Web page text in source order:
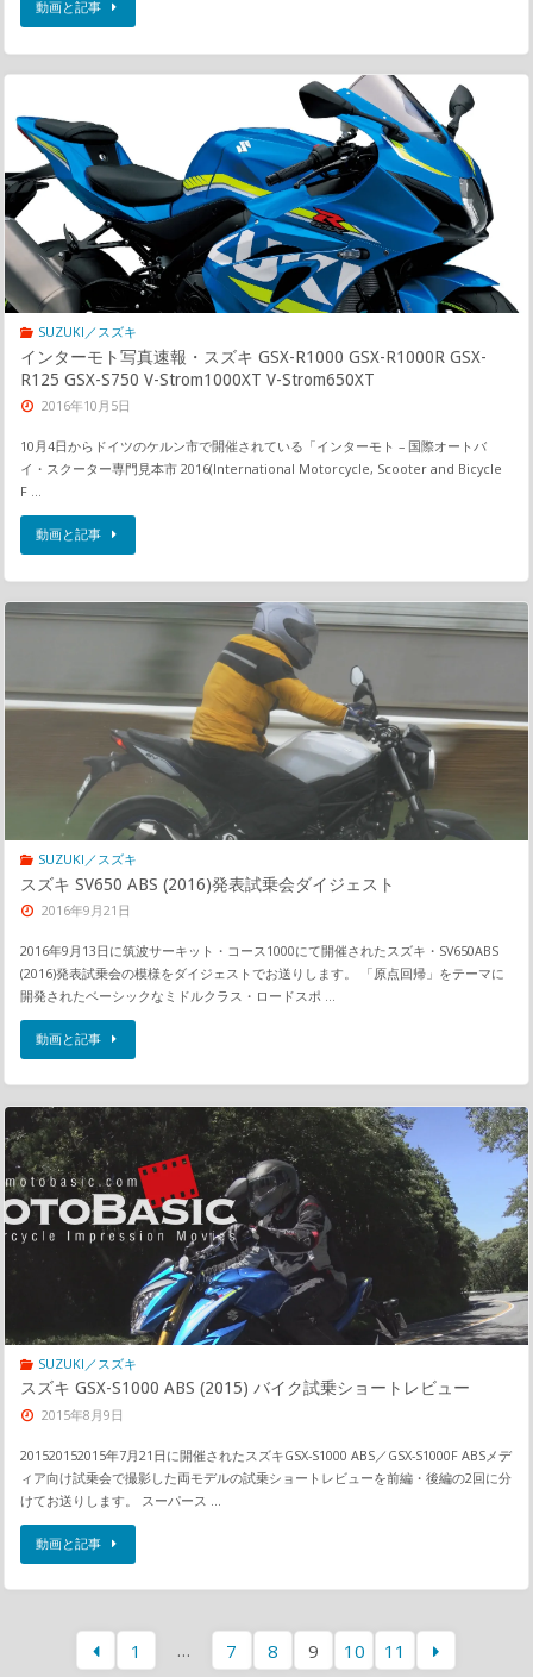
動画と記事
SUZUKI／スズキ
インターモト写真速報・スズキ GSX-R1000 GSX-R1000R GSX-
R125 GSX-S750 V-Strom1000XT V-Strom650XT
2016年10月5日
10月4日からドイツのケルン市で開催されている「インターモト – 国際オートバ
イ・スクーター専門見本市 2016(International Motorcycle, Scooter and Bicycle
F …
動画と記事
SUZUKI／スズキ
スズキ SV650 ABS (2016)発表試乗会ダイジェスト
2016年9月21日
2016年9月13日に筑波サーキット・コース1000にて開催されたスズキ・SV650ABS
(2016)発表試乗会の模様をダイジェストでお送りします。 「原点回帰」をテーマに
開発されたベーシックなミドルクラス・ロードスポ …
動画と記事
SUZUKI／スズキ
スズキ GSX-S1000 ABS (2015) バイク試乗ショートレビュー
2015年8月9日
201520152015年7月21日に開催されたスズキGSX-S1000 ABS／GSX-S1000F ABSメデ
ィア向け試乗会で撮影した両モデルの試乗ショートレビューを前編・後編の2回に分
けてお送りします。 スーパース …
動画と記事
1 … 7 8 9 10 11